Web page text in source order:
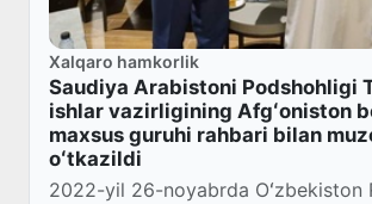
Xalqaro hamkorlik
Saudiya Arabistoni Podshohligi
ishlar vazirligining Afgʻoniston
maxsus guruhi rahbari bilan
oʻtkazildi
2022-yil 26-noyabrda Oʻzbekiston